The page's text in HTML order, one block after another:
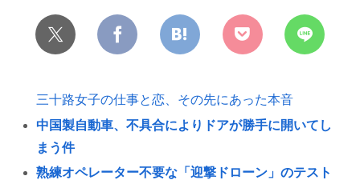
三十路女子の仕事と恋、その先にあった本音
中国製自動車、不具合によりドアが勝手に開いてし
まう件
熟練オペレーター不要な「迎撃ドローン」のテスト